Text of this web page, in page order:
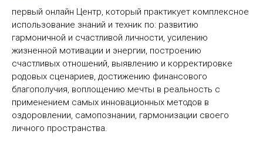
первый онлайн Центр, который практикует комплексное
использование знаний и техник по: развитию
гармоничной и счастливой личности, усилению
жизненной мотивации и энергии, построению
счастливых отношений, выявлению и корректировке
родовых сценариев, достижению финансового
благополучия, воплощению мечты в реальность c
применением самых инновационных методов в
оздоровлении, самопознании, гармонизации своего
личного пространства.